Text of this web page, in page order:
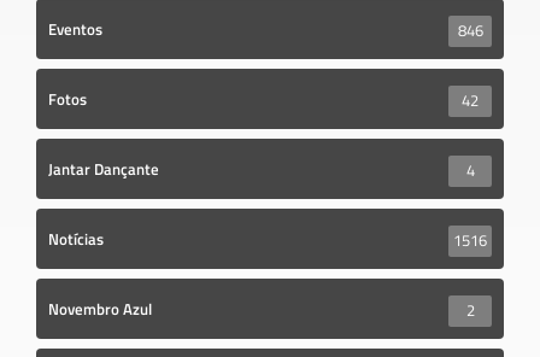
Eventos 846
Fotos 42
Jantar Dançante 4
Notícias 1516
Novembro Azul 2